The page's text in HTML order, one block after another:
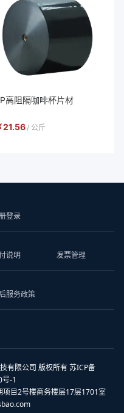
高阻隔咖啡杯片材
21.56/ 公斤
登录
说明 发票管理
服务政策
有限公司 版权所有 苏ICP备
-1
目2号楼商务楼层17层1701室